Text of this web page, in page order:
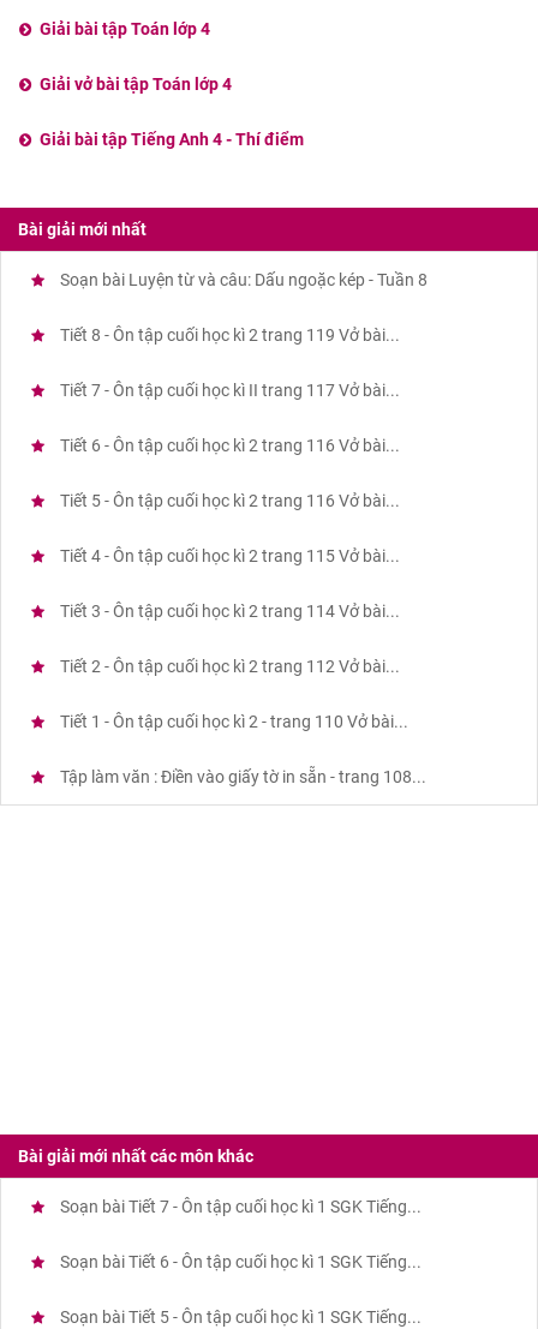
Giải bài tập Toán lớp 4
Giải vở bài tập Toán lớp 4
Giải bài tập Tiếng Anh 4 - Thí điểm
Bài giải mới nhất
Soạn bài Luyện từ và câu: Dấu ngoặc kép - Tuần 8
Tiết 8 - Ôn tập cuối học kì 2 trang 119 Vở bài...
Tiết 7 - Ôn tập cuối học kì II trang 117 Vở bài...
Tiết 6 - Ôn tập cuối học kì 2 trang 116 Vở bài...
Tiết 5 - Ôn tập cuối học kì 2 trang 116 Vở bài...
Tiết 4 - Ôn tập cuối học kì 2 trang 115 Vở bài...
Tiết 3 - Ôn tập cuối học kì 2 trang 114 Vở bài...
Tiết 2 - Ôn tập cuối học kì 2 trang 112 Vở bài...
Tiết 1 - Ôn tập cuối học kì 2 - trang 110 Vở bài...
Tập làm văn : Điền vào giấy tờ in sẵn - trang 108...
Bài giải mới nhất các môn khác
Soạn bài Tiết 7 - Ôn tập cuối học kì 1 SGK Tiếng...
Soạn bài Tiết 6 - Ôn tập cuối học kì 1 SGK Tiếng...
Soạn bài Tiết 5 - Ôn tập cuối học kì 1 SGK Tiếng...